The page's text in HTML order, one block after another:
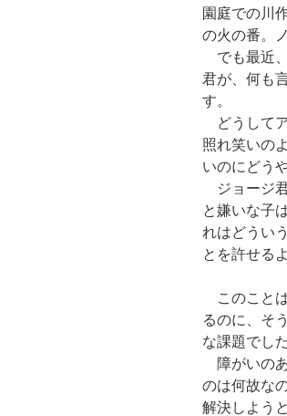
園庭での川
の火の番。
でも最近
君が、何も
す。
どうして
照れ笑いの
いのにどう
ジョージ
と嫌いな子
れはどうい
とを許せる
このこと
るのに、そ
な課題でした
障がいの
のは何故な
解決しよう